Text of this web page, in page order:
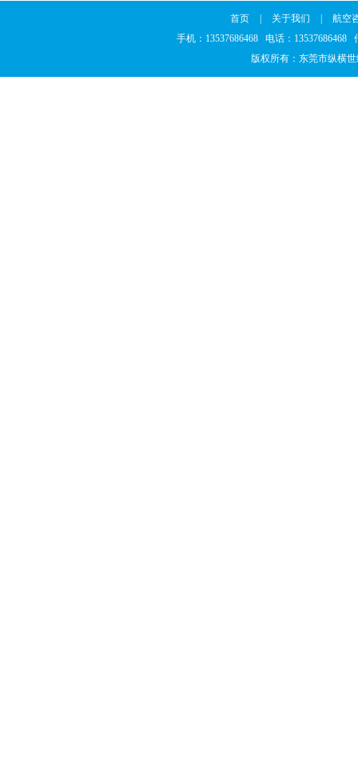
首页 关于我们
航空
手机：13537686468 电话：13537686468
版权所有：东莞市纵横